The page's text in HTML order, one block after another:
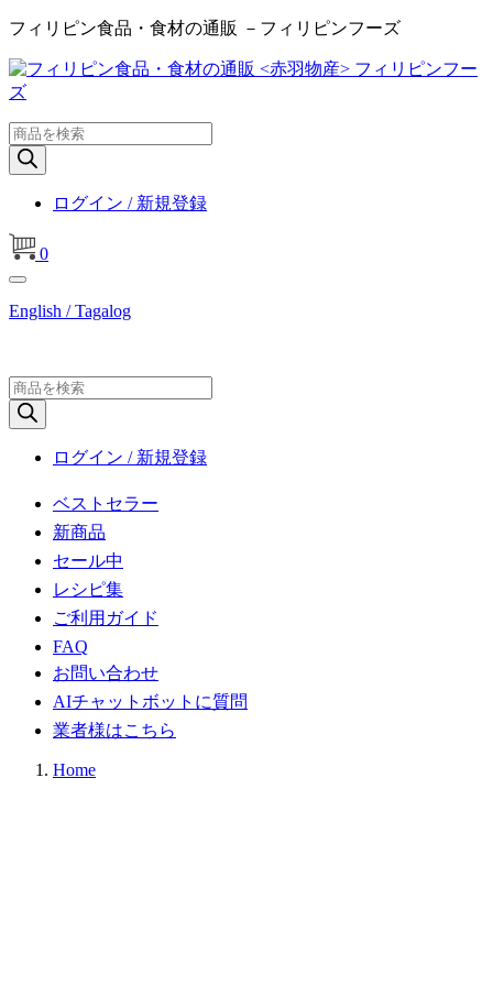
フィリピン食品・食材の通販 －フィリピンフーズ
商
品
検
ログイン / 新規登録
0
English / Tagalog
商
品
検
ログイン / 新規登録
ベストセラー
新商品
セール中
レシピ集
ご利用ガイド
FAQ
お問い合わせ
AIチャットボットに質問
業者様はこちら
Home